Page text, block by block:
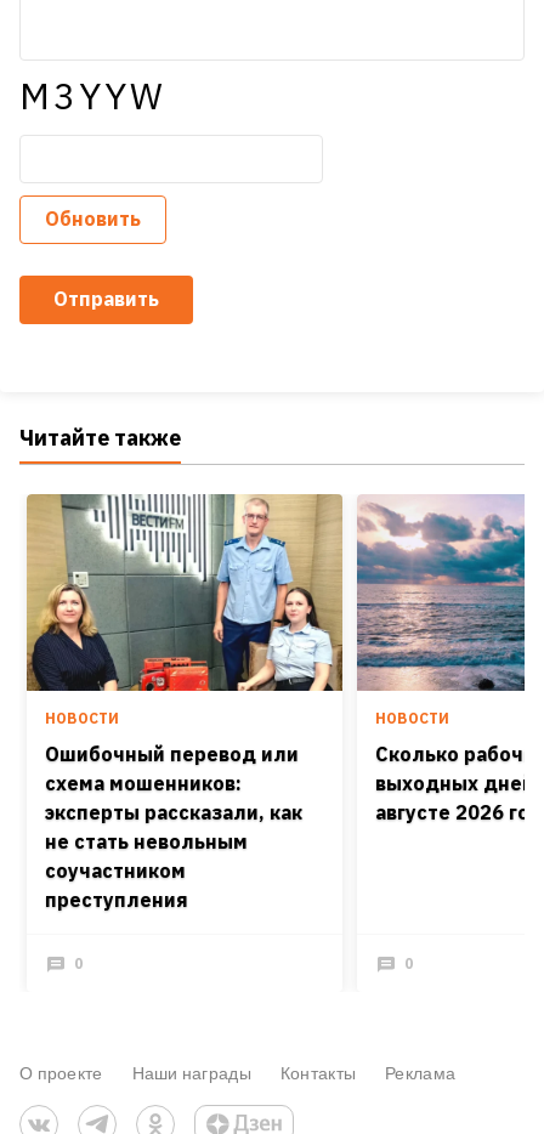
M3YYW
Обновить
Отправить
Читайте также
НОВОСТИ
Ошибочный перевод или
схема мошенников:
эксперты рассказали, как
не стать невольным
соучастником
преступления
0
НОВОСТИ
Сколько
выходных дней
августе 2026
0
О проекте Наши награды Контакты Реклама